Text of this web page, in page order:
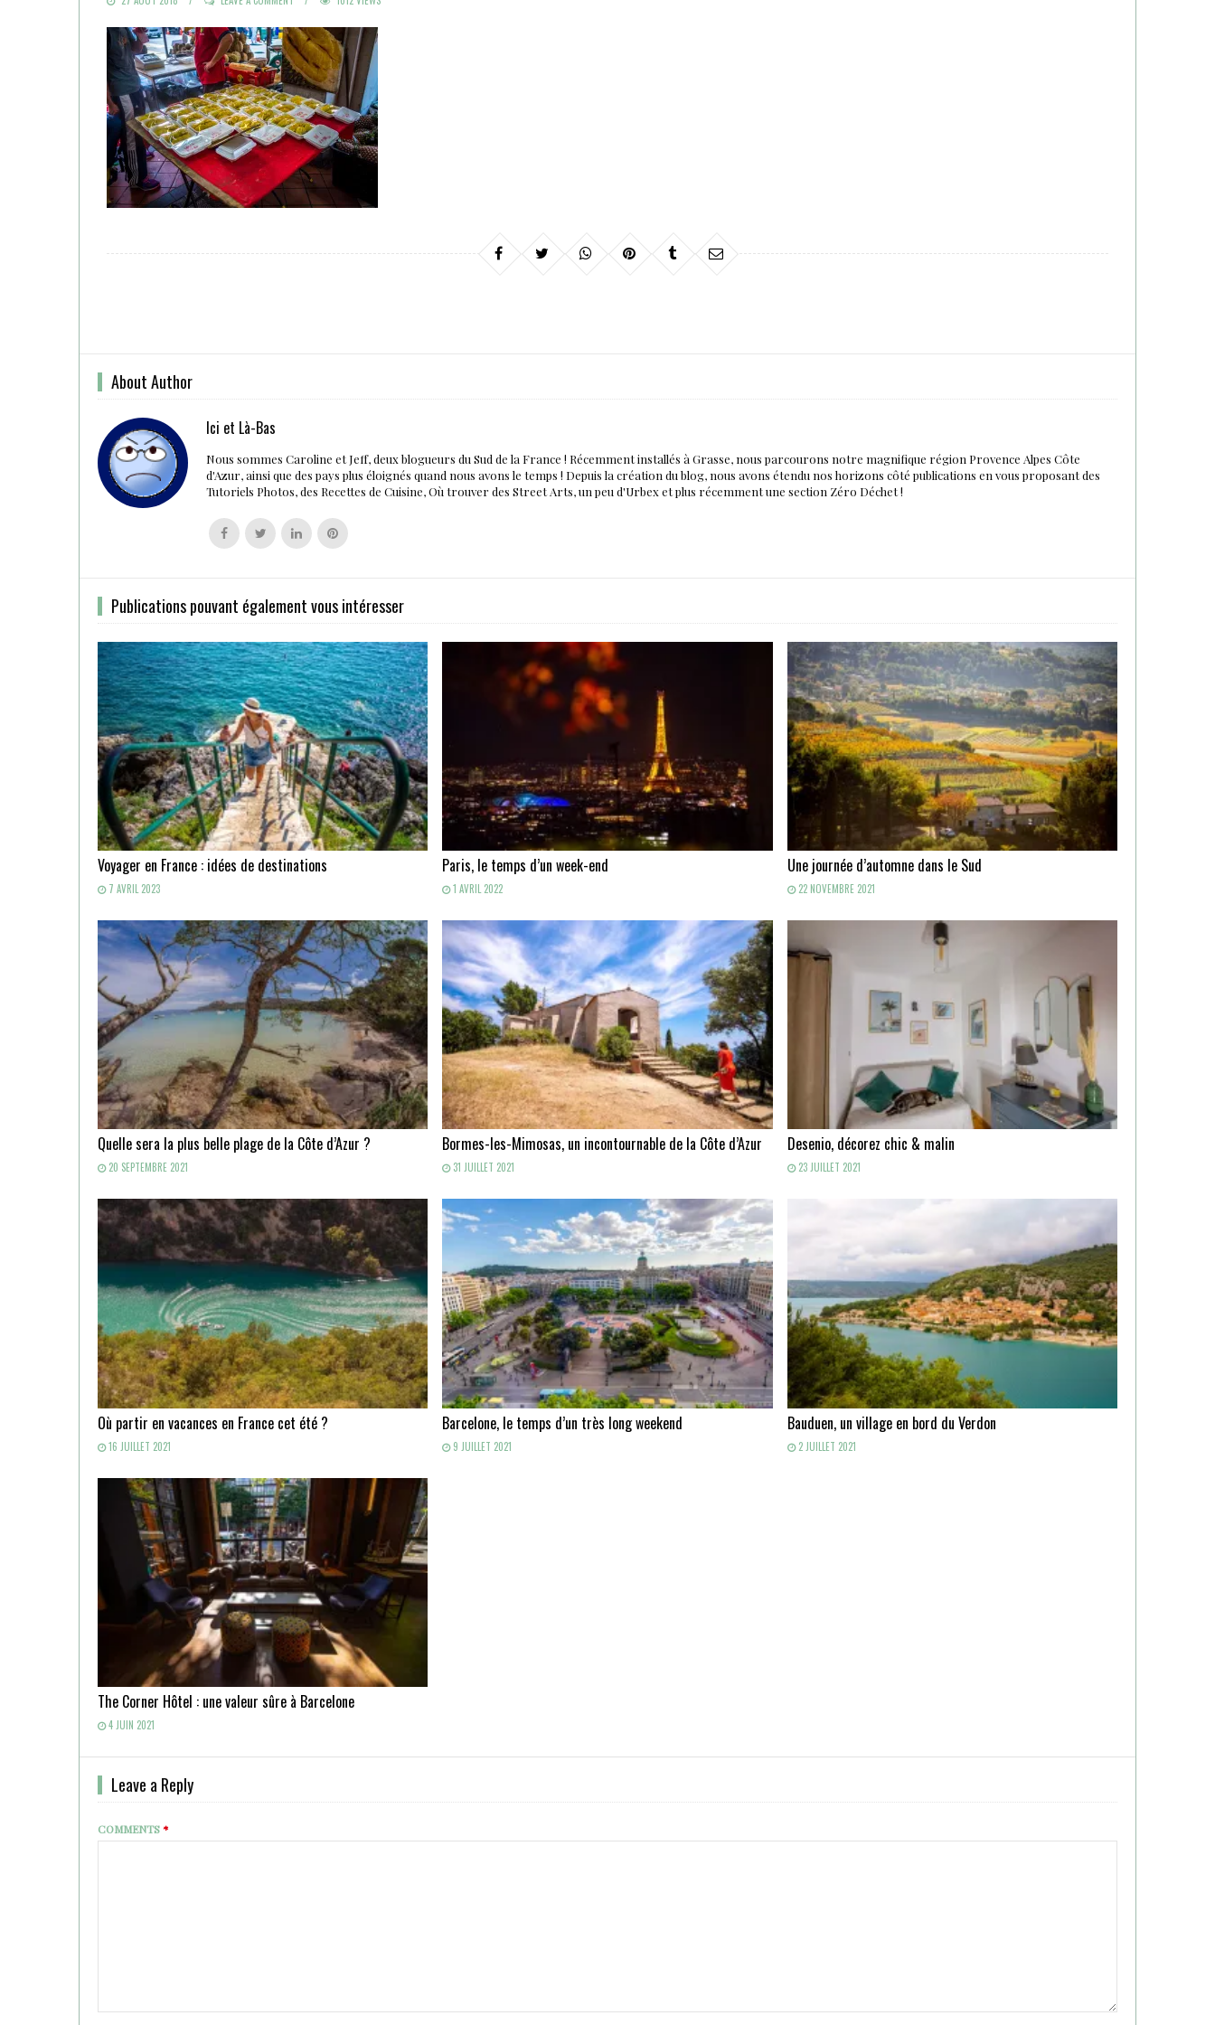
About Author
Ici et Là-Bas
Nous sommes Caroline et Jeff, deux blogueurs du Sud de la France ! Récemment installés à Grasse, nous parcourons notre magnifique région Provence Alpes Côte
d'Azur, ainsi que des pays plus éloignés quand nous avons le temps ! Depuis la création du blog, nous avons étendu nos horizons côté publications en vous proposant des
Tutoriels Photos, des Recettes de Cuisine, Où trouver des Street Arts, un peu d'Urbex et plus récemment une section Zéro Déchet !
Follow
us
Follow
us
Follow
us
Follow
us
Publications pouvant également vous intéresser
Voyager en France : idées de destinations
7 AVRIL 2023
Paris, le temps d’un week-end
1 AVRIL 2022
Une journée d’automne dans le Sud
22 NOVEMBRE 2021
Quelle sera la plus belle plage de la Côte d’Azur ?
20 SEPTEMBRE 2021
Bormes-les-Mimosas, un incontournable de la Côte d’Azur
31 JUILLET 2021
Desenio, décorez chic & malin
23 JUILLET 2021
Où partir en vacances en France cet été ?
16 JUILLET 2021
Barcelone, le temps d’un très long weekend
9 JUILLET 2021
Bauduen, un village en bord du Verdon
2 JUILLET 2021
The Corner Hôtel : une valeur sûre à Barcelone
4 JUIN 2021
Leave a Reply
COMMENTS*